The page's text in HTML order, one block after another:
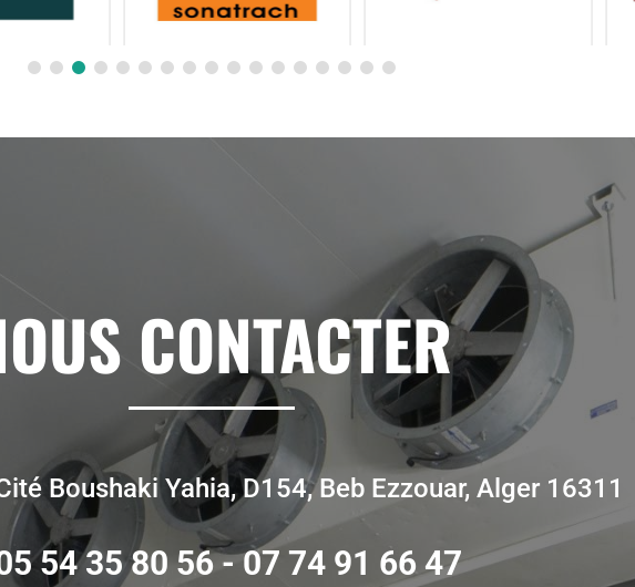
CONTACTER
Boushaki Yahia, D154, Beb Ezzouar, Alger 16311
54 35 80 56 - 07 74 91 66 47